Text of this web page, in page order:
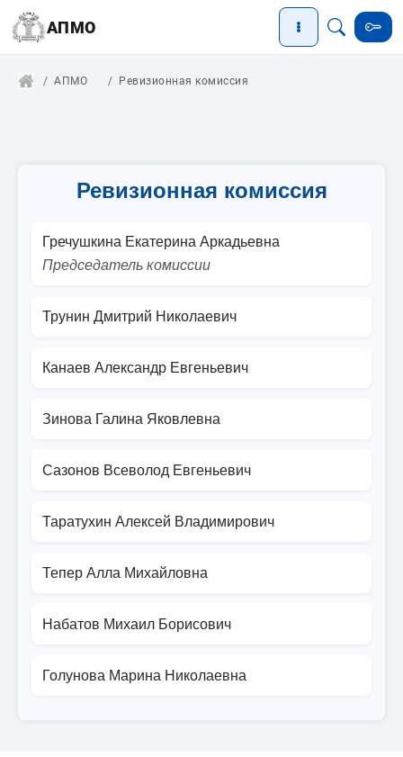
АПМО
АПМО Ревизионная комиссия
Ревизионная комиссия
Гречушкина Екатерина Аркадьевна
Председатель комиссии
Трунин Дмитрий Николаевич
Канаев Александр Евгеньевич
Зинова Галина Яковлевна
Сазонов Всеволод Евгеньевич
Таратухин Алексей Владимирович
Тепер Алла Михайловна
Набатов Михаил Борисович
Голунова Марина Николаевна